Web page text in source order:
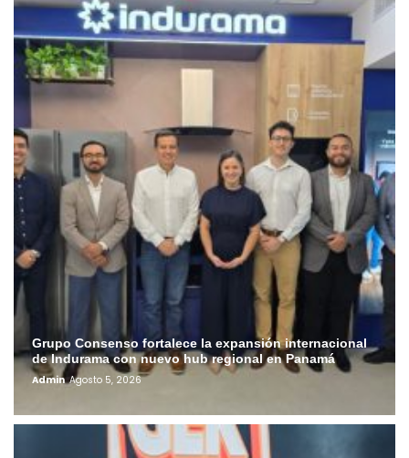
Grupo Consenso fortalece la expansión internacional
de Indurama con nuevo hub regional en Panamá
Admin Agosto 5, 2026